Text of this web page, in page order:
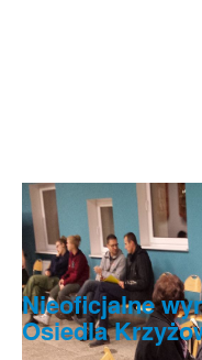
Nieoficjalne
Osiedla